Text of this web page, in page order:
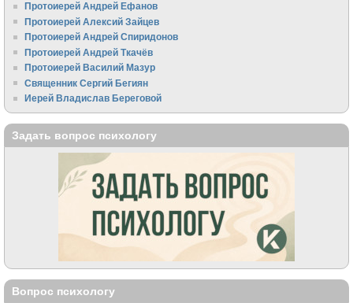
Протоиерей Андрей Ефанов
Протоиерей Алексий Зайцев
Протоиерей Андрей Спиридонов
Протоиерей Андрей Ткачёв
Протоиерей Василий Мазур
Священник Сергий Бегиян
Иерей Владислав Береговой
Задать вопрос психологу
Вопрос психологу